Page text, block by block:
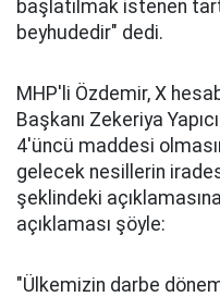
başlatılmak istenen
beyhudedir" dedi.
MHP'li Özdemir, X
Başkanı Zekeriya
4'üncü maddesi
gelecek nesillerin
şeklindeki
açıklaması şöyle:
"Ülkemizin darbe